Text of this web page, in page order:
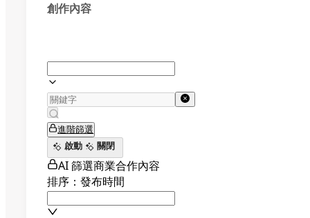
創作內容
進階篩選
啟動
關閉
AI 篩選商業合作內容
排序：發布時間